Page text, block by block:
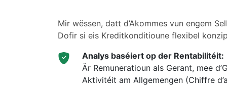
Mir wëssen, datt d’Akommes vun engem
Dofir si eis Kreditkonditioune flexibel
Analys baséiert op der Rentabilitéit:
Är Remuneratioun als Gerant, mee
Aktivitéit am Allgemengen (Chiffre